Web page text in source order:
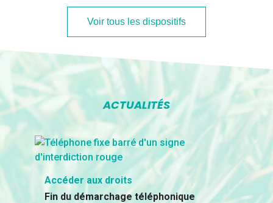
Voir tous les dispositifs
ACTUALITÉS
Accéder aux droits
Fin du démarchage téléphonique